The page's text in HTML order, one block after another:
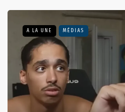
A LA UNE MÉDIAS